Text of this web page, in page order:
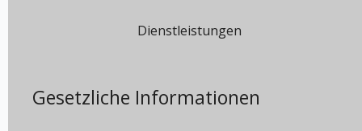
Dienstleistungen
Gesetzliche Informationen